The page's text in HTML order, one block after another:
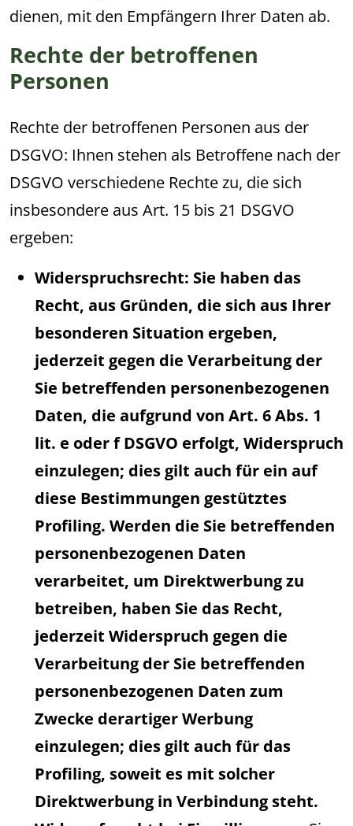
dienen, mit den Empfängern Ihrer Daten ab.
Rechte der betroffenen
Personen
Rechte der betroffenen Personen aus der
DSGVO: Ihnen stehen als Betroffene nach der
DSGVO verschiedene Rechte zu, die sich
insbesondere aus Art. 15 bis 21 DSGVO
ergeben:
Widerspruchsrecht: Sie haben das
Recht, aus Gründen, die sich aus Ihrer
besonderen Situation ergeben,
jederzeit gegen die Verarbeitung der
Sie betreffenden personenbezogenen
Daten, die aufgrund von Art. 6 Abs. 1
lit. e oder f DSGVO erfolgt, Widerspruch
einzulegen; dies gilt auch für ein auf
diese Bestimmungen gestütztes
Profiling. Werden die Sie betreffenden
personenbezogenen Daten
verarbeitet, um Direktwerbung zu
betreiben, haben Sie das Recht,
jederzeit Widerspruch gegen die
Verarbeitung der Sie betreffenden
personenbezogenen Daten zum
Zwecke derartiger Werbung
einzulegen; dies gilt auch für das
Profiling, soweit es mit solcher
Direktwerbung in Verbindung steht.